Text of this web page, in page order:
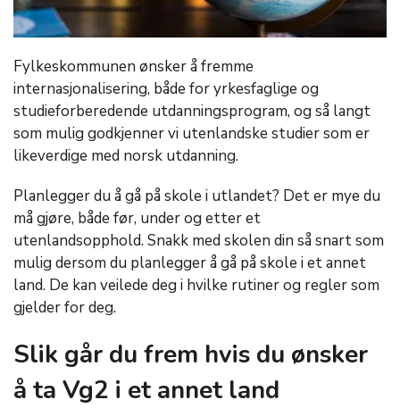
Fylkeskommunen ønsker å fremme
internasjonalisering, både for yrkesfaglige og
studieforberedende utdanningsprogram, og så langt
som mulig godkjenner vi utenlandske studier som er
likeverdige med norsk utdanning.
Planlegger du å gå på skole i utlandet? Det er mye du
må gjøre, både før, under og etter et
utenlandsopphold. Snakk med skolen din så snart som
mulig dersom du planlegger å gå på skole i et annet
land. De kan veilede deg i hvilke rutiner og regler som
gjelder for deg.
Slik går du frem hvis du ønsker
å ta Vg2 i et annet land